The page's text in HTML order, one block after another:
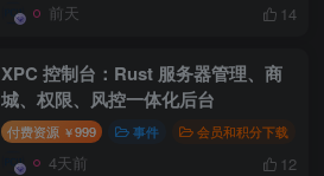
前天 14
XPC 控制台：Rust 服务器管理、商
城、权限、风控一体化后台
付费资源 ￥999 事件 会员和积分下载
4天前 12